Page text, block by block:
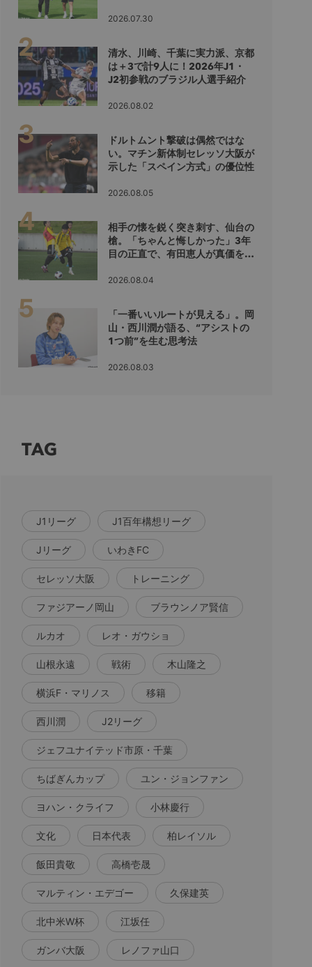
2026.07.30
清水、川崎、千葉に実力派、京都
は＋3で計9人に！2026年J1・
J2初参戦のブラジル人選手紹介
2026.08.02
ドルトムント撃破は偶然ではな
い。マチン新体制セレッソ大阪が
示した「スペイン方式」の優位性
2026.08.05
相手の懐を鋭く突き刺す、仙台の
槍。「ちゃんと悔しかった」3年
目の正直で、有田恵人が真価を示
2026.08.04
「一番いいルートが見える」。岡
山・西川潤が語る、“アシストの
1つ前”を生む思考法
2026.08.03
TAG
J1リーグ J1百年構想リーグ
Jリーグ いわきFC
セレッソ大阪 トレーニング
ファジアーノ岡山 ブラウンノア賢信
ルカオ レオ・ガウショ
山根永遠 戦術 木山隆之
横浜F・マリノス 移籍
西川潤 J2リーグ
ジェフユナイテッド市原・千葉
ちばぎんカップ ユン・ジョンファン
ヨハン・クライフ 小林慶行
文化 日本代表 柏レイソル
飯田貴敬 高橋壱晟
マルティン・エデゴー 久保建英
北中米W杯 江坂任
ガンバ大阪 レノファ山口